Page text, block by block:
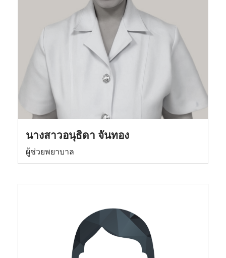
นางสาวอนุธิดา จันทอง
ผู้ช่วยพยาบาล